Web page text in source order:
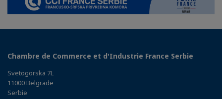
Chambre de Commerce et d'Industrie France Serbie
Svetogorska 7L
11000 Belgrade
Serbie